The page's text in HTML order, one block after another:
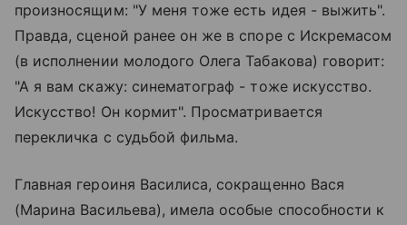
произносящим: "У меня тоже есть идея - выжить".
Правда, сценой ранее он же в споре с Искремасом
(в исполнении молодого Олега Табакова) говорит:
"А я вам скажу: синематограф - тоже искусство.
Искусство! Он кормит". Просматривается
перекличка с судьбой фильма.
Главная героиня Василиса, сокращенно Вася
(Марина Васильева), имела особые способности к